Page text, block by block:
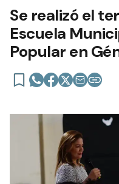
Se realizó el
Escuela
Popular en